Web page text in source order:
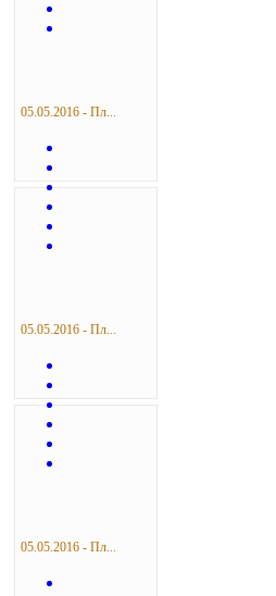
05.05.2016 - Пл...
05.05.2016 - Пл...
05.05.2016 - Пл...